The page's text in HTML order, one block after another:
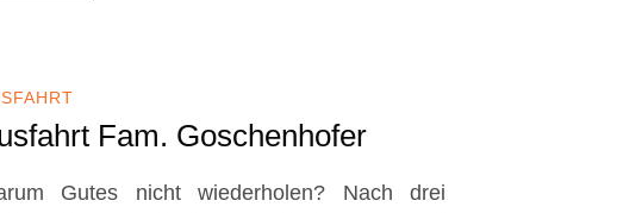
Fam. Goschenhofer
Gutes nicht wiederholen? Nach drei